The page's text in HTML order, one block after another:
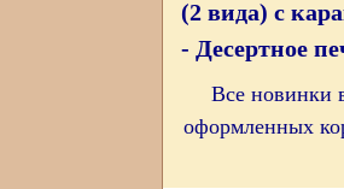
(2 вида) с
- Десертное
Все новинки
оформленных